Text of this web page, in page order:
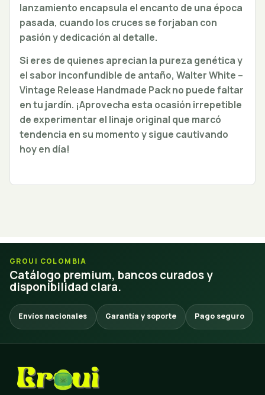
lanzamiento encapsula el encanto de una época
pasada, cuando los cruces se forjaban con
pasión y dedicación al detalle.
Si eres de quienes aprecian la pureza genética y
el sabor inconfundible de antaño, Walter White –
Vintage Release Handmade Pack no puede faltar
en tu jardín. ¡Aprovecha esta ocasión irrepetible
de experimentar el linaje original que marcó
tendencia en su momento y sigue cautivando
hoy en día!
GROUI COLOMBIA
Catálogo premium, bancos curados y
disponibilidad clara.
Envíos nacionales Garantía y soporte Pago seguro